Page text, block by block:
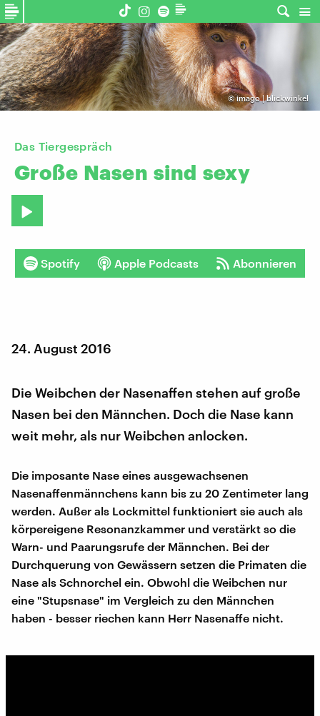
©imago | blickwinkel
Das Tiergespräch
Große Nasen sind sexy
Spotify Apple Podcasts Abonnieren
24. August 2016
Die Weibchen der Nasenaffen stehen auf große
Nasen bei den Männchen. Doch die Nase kann
weit mehr, als nur Weibchen anlocken.
Die imposante Nase eines ausgewachsenen
Nasenaffenmännchens kann bis zu 20 Zentimeter lang
werden. Außer als Lockmittel funktioniert sie auch als
körpereigene Resonanzkammer und verstärkt so die
Warn- und Paarungsrufe der Männchen. Bei der
Durchquerung von Gewässern setzen die Primaten die
Nase als Schnorchel ein. Obwohl die Weibchen nur
eine "Stupsnase" im Vergleich zu den Männchen
haben - besser riechen kann Herr Nasenaffe nicht.